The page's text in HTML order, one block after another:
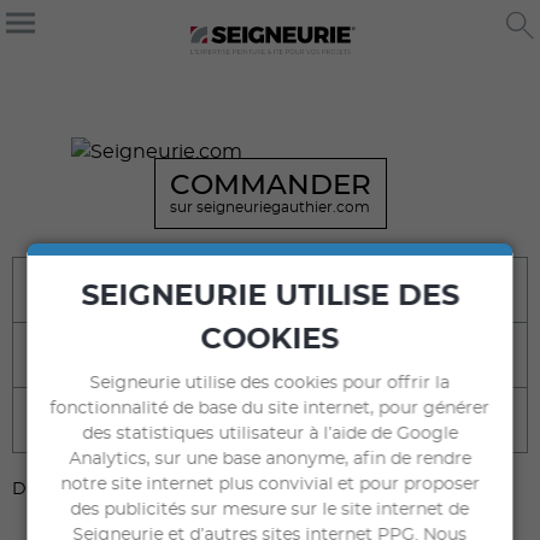
COMMANDER
sur seigneuriegauthier.com
Bénéfices
Caractéristiques techniques
DOCUMENTS À TÉLÉCHARGER
SEIGNEURIE UTILISE DES
COOKIES
Seigneurie utilise des cookies pour offrir la
fonctionnalité de base du site internet, pour générer
des statistiques utilisateur à l’aide de Google
Analytics, sur une base anonyme, afin de rendre
notre site internet plus convivial et pour proposer
des publicités sur mesure sur le site internet de
Seigneurie et d’autres sites internet PPG. Nous